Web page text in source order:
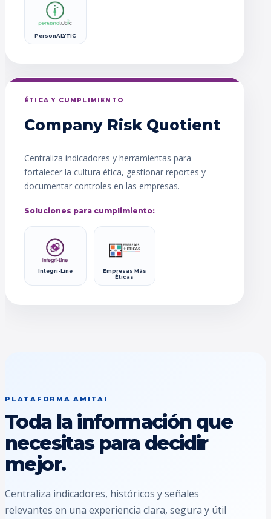
PersonALYTIC
ÉTICA Y CUMPLIMIENTO
Company Risk Quotient
Centraliza indicadores y herramientas para
fortalecer la cultura ética, gestionar reportes y
documentar controles en las empresas.
Soluciones para cumplimiento:
Integri-Line
Empresas Más
Éticas
PLATAFORMA AMITAI
Toda la información que
necesitas para decidir
mejor.
Centraliza indicadores, históricos y señales
relevantes en una experiencia clara, segura y útil